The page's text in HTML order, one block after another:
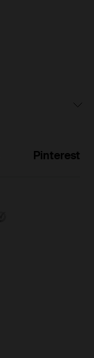
Pinterest